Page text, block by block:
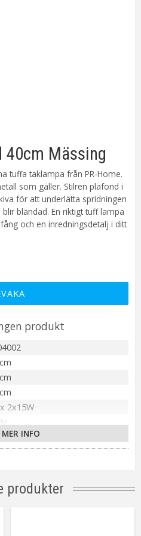
40cm Mässing
tuffa taklampa från PR-Home.
som gäller. Stilren plafond i
för att underlätta spridningen
bländad. En riktigt tuff lampa
och en inredningsdetalj i ditt
produkt
2x15W
ej
Home
INFO
produkter